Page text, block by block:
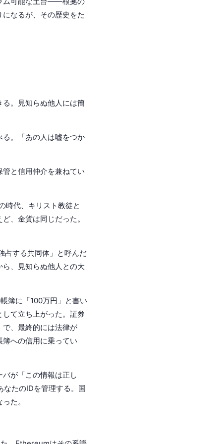
なるが、その歴史をた
。見知らぬ他人には簡
。「あの人は嘘をつか
と信用仲介を兼ねてい
時代、キリスト教徒と
、金貨は同じだった。
占する共同体」と呼んだ
、見知らぬ他人との大
簿に「100万円」と書い
て立ち上がった。証券
、最終的には法律が
への信用に乗ってい
が「この情報は正し
たのIDを管理する。国
た。